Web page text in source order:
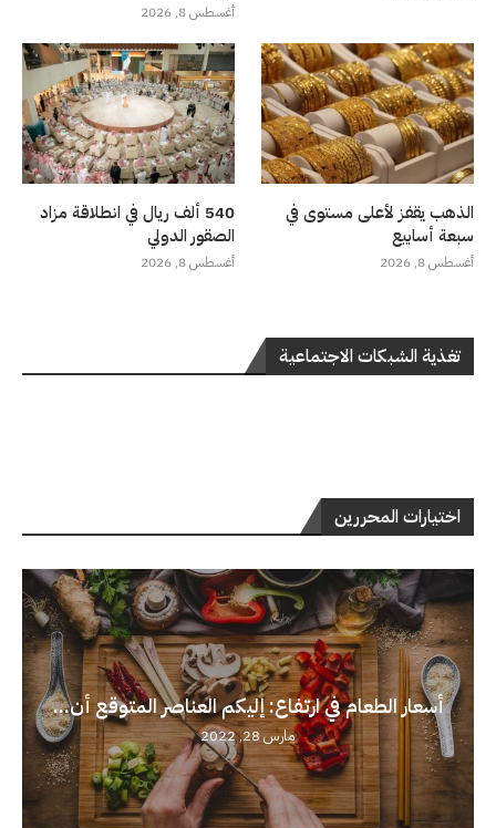
أغسطس 8, 2026
الذهب يقفز لأعلى مستوى في
سبعة أسابيع
أغسطس 8, 2026
540 ألف ريال في انطلاقة مزاد
الصقور الدولي
أغسطس 8, 2026
تغذية الشبكات الاجتماعية
اختيارات المحررين
أسعار الطعام في ارتفاع: إليكم العناصر المتوقع أن...
مارس 28, 2022